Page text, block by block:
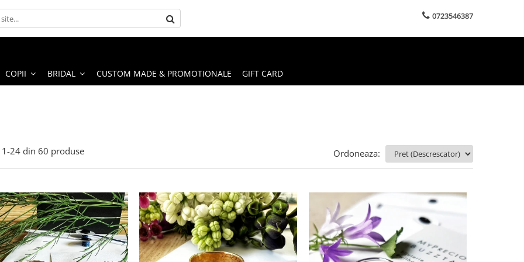
0723546387
COPII BRIDAL CUSTOM MADE & PROMOTIONALE GIFT CARD
1-24 din 60 produse Ordoneaza: